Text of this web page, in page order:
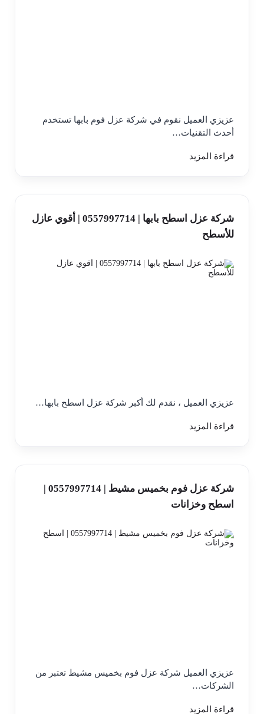
عزيزي العميل نقوم في شركة عزل فوم بابها تستخدم
أحدث التقنيات…
قراءة المزيد
شركة عزل اسطح بابها | 0557997714 | أقوي عازل
للأسطح
عزيزي العميل ، نقدم لك أكبر شركة عزل اسطح بابها…
قراءة المزيد
شركة عزل فوم بخميس مشيط | 0557997714 |
اسطح وخزانات
عزيزي العميل شركة عزل فوم بخميس مشيط تعتبر من
الشركات…
قراءة المزيد